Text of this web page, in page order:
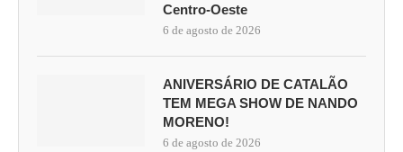
Centro-Oeste
6 de agosto de 2026
ANIVERSÁRIO DE CATALÃO
TEM MEGA SHOW DE NANDO
MORENO!
6 de agosto de 2026